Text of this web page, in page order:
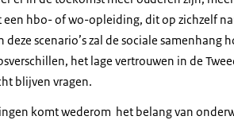
hbo- of wo-opleiding, dit op zichzelf
scenario’s zal de sociale samenhang
het lage vertrouwen in de
blijven vragen.
komt wederom het belang van